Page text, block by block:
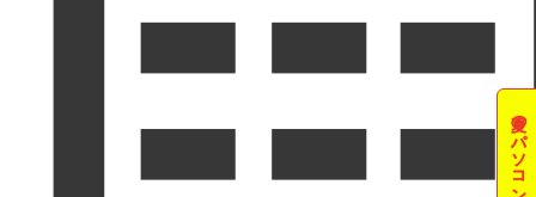
夏のパソコン祭